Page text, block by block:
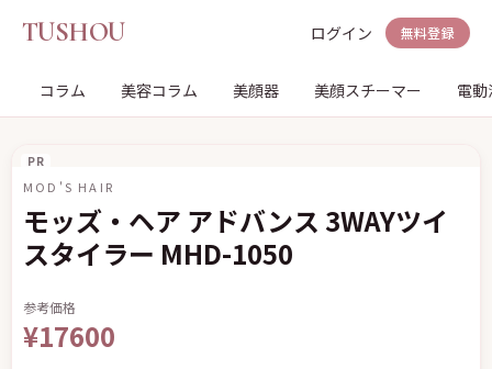
TUSHOU ログイン 無料登録
コラム 美容コラム 美顔器 美顔スチーマー 電
PR
MOD'S HAIR
モッズ・ヘア アドバンス 3WAYツイ
スタイラー MHD-1050
参考価格
¥17600